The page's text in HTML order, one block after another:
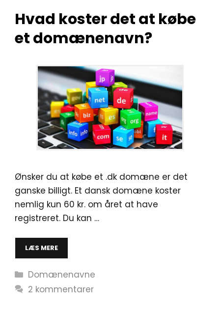
Hvad koster det at købe
et domænenavn?
Ønsker du at købe et .dk domæne er det
ganske billigt. Et dansk domæne koster
nemlig kun 60 kr. om året at have
registreret. Du kan …
LÆS MERE
Kategorier
Domænenavne
2 kommentarer